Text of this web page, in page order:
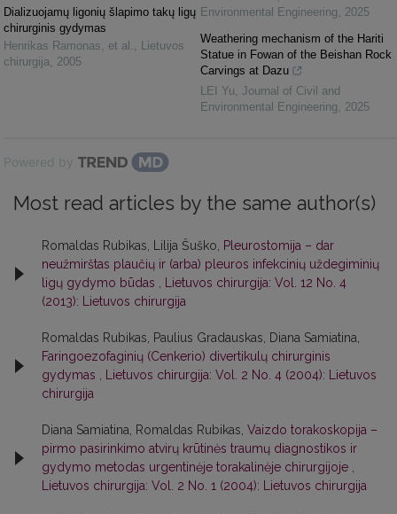
Dializuojamų ligonių šlapimo takų ligų
chirurginis gydymas
Henrikas Ramonas, et al. , Lietuvos
chirurgija, 2005
Environmental Engineering, 2025
Weathering mechanism of the Hariti
Statue in Fowan of the Beishan Rock
Carvings at Dazu
LEI Yu, Journal of Civil and
Environmental Engineering, 2025
Powered by
Most read articles by the same author(s)
Romaldas Rubikas, Lilija Šuško,
Pleurostomija – dar
neužmirštas plaučių ir (arba) pleuros infekcinių uždegiminių
ligų gydymo būdas
Lietuvos chirurgija: Vol. 12 No. 4
(2013): Lietuvos chirurgija
Romaldas Rubikas, Paulius Gradauskas, Diana Samiatina,
Faringoezofaginių (Cenkerio) divertikulų chirurginis
gydymas
Lietuvos chirurgija: Vol. 2 No. 4 (2004): Lietuvos
chirurgija
Diana Samiatina, Romaldas Rubikas, Vaizdo torakoskopija –
pirmo pasirinkimo atvirų krūtinės traumų diagnostikos ir
gydymo metodas urgentinėje torakalinėje chirurgijoje
Lietuvos chirurgija: Vol. 2 No. 1 (2004): Lietuvos chirurgija